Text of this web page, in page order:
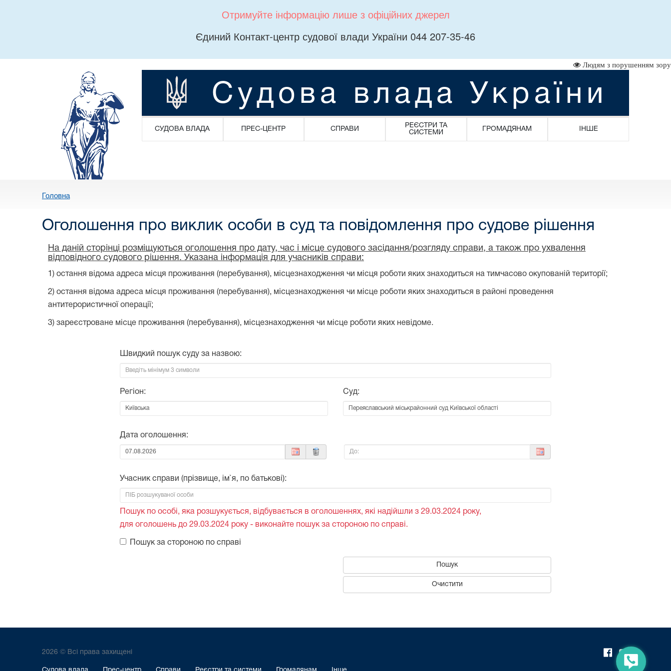
Отримуйте інформацію лише з офіційних джерел
Єдиний Контакт-центр судової влади України 044 207-35-46
Людям з порушенням зору
Судова влада України
СУДОВА ВЛАДА ПРЕС-ЦЕНТР СПРАВИ
РЕЄСТРИ ТА
СИСТЕМИ
ГРОМАДЯНАМ ІНШЕ
Головна
Оголошення про виклик особи в суд та повідомлення про судове рішення
На даній сторінці розміщуються оголошення про дату, час і місце судового засідання/розгляду справи, а також про ухвалення
відповідного судового рішення. Указана інформація для учасників справи:
1) остання відома адреса місця проживання (перебування), місцезнаходження чи місця роботи яких знаходиться на тимчасово окупованій території;
2) остання відома адреса місця проживання (перебування), місцезнаходження чи місце роботи яких знаходиться в районі проведення
антитерористичної операції;
3) зареєстроване місце проживання (перебування), місцезнаходження чи місце роботи яких невідоме.
Швидкий пошук суду за назвою:
Регіон: Суд:
Дата оголошення:
Від: До:
Учасник справи (прізвище, ім`я, по батькові):
Пошук по особі, яка розшукується, відбувається в оголошеннях, які надійшли з 29.03.2024 року,
для оголошень до 29.03.2024 року - виконайте пошук за стороною по справі.
Пошук за стороною по справі
Пошук
Очистити
2026 © Всі права захищені